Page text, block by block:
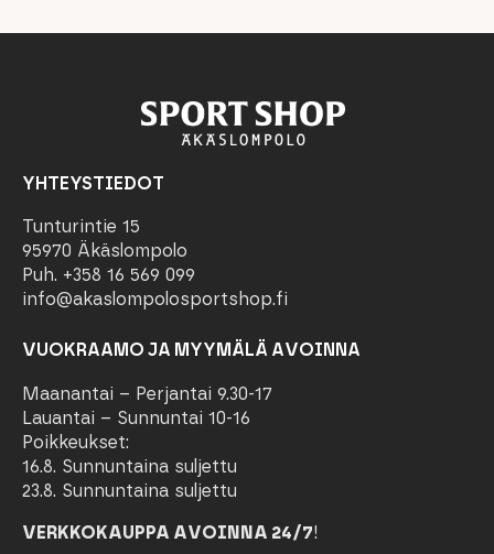
YHTEYSTIEDOT
Tunturintie 15
95970 Äkäslompolo
Puh. +358 16 569 099
info@akaslompolosportshop.fi
VUOKRAAMO JA MYYMÄLÄ AVOINNA
Maanantai – Perjantai 9.30-17
Lauantai – Sunnuntai 10-16
Poikkeukset:
16.8. Sunnuntaina suljettu
23.8. Sunnuntaina suljettu
VERKKOKAUPPA AVOINNA 24/7!